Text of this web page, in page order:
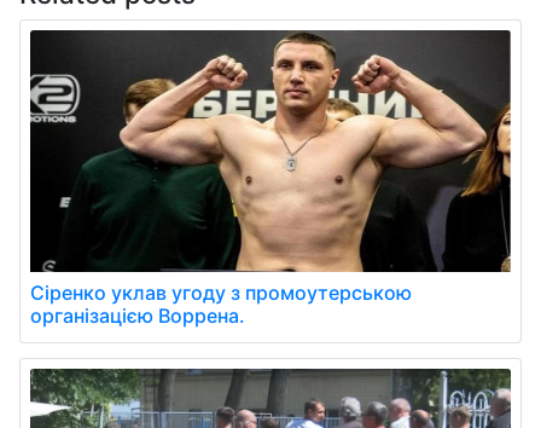
Сіренко уклав угоду з промоутерською
організацією Воррена.